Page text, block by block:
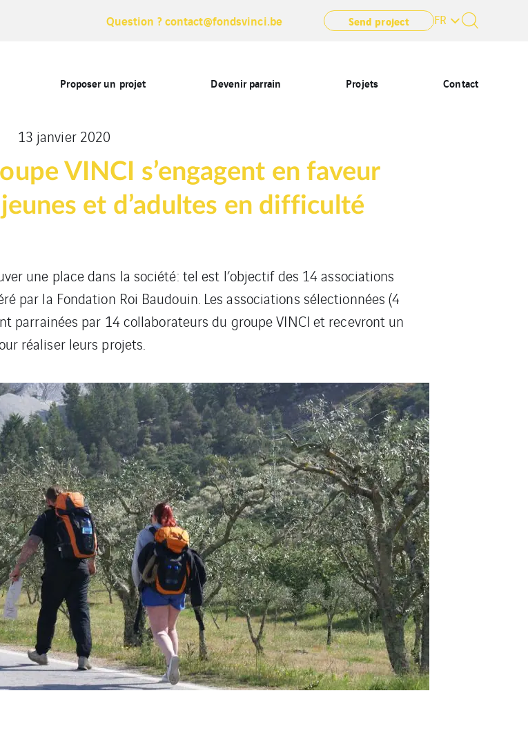
Question ? contact@fondsvinci.be Send project FR
Proposer un projet Devenir parrain Projets Contact
13 janvier 2020
VINCI s’engagent en faveur
et d’adultes en difficulté
une place dans la société: tel est l’objectif des 14 associations
par la Fondation Roi Baudouin. Les associations sélectionnées (4
parrainées par 14 collaborateurs du groupe VINCI et recevront un
réaliser leurs projets.